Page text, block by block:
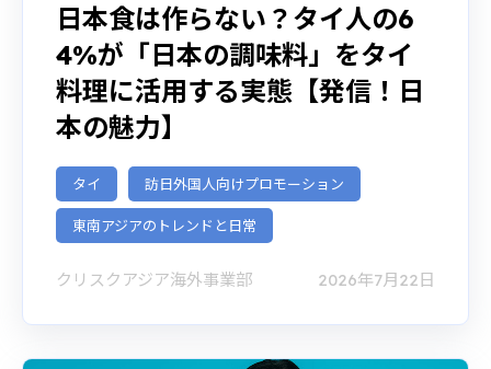
日本食は作らない？タイ人の6
4%が「日本の調味料」をタイ
料理に活用する実態【発信！日
本の魅力】
タイ 訪日外国人向けプロモーション
東南アジアのトレンドと日常
クリスクアジア海外事業部 2026年7月22日